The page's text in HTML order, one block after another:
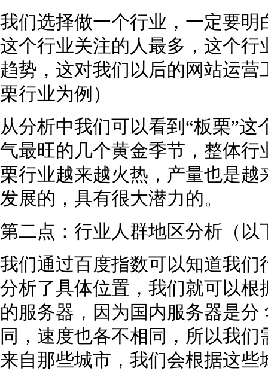
我们选择做一个行业，一定要
这个行业关注的人最多，这个
趋势，这对我们以后的网站运
栗行业为例）
从分析中我们可以看到“板栗”
气最旺的几个黄金季节，整体
栗行业越来越火热，产量也是
发展的，具有很大潜力的。
第二点：行业人群地区分析（以
我们通过百度指数可以知道我
分析了具体位置，我们就可以
的服务器，因为国内服务器是
同，速度也各不相同，所以我
来自那些城市，我们会根据这